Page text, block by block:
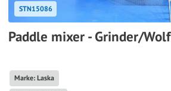
STN15086
Paddle mixer - Grinder/Wolf
Marke: Laska